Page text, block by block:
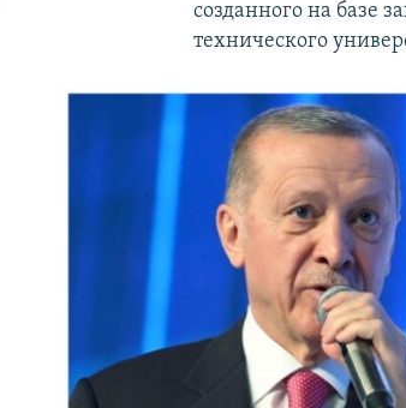
созданного на базе
технического